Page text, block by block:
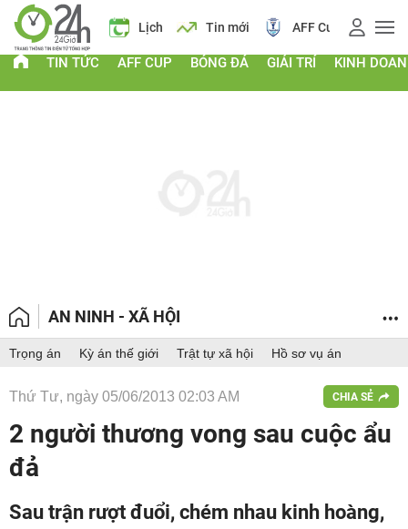
vàng Lịch Tin mới AFF Cup Điểm chuẩn 2026
TIN TỨC AFF CUP BÓNG ĐÁ GIẢI TRÍ KINH
AN NINH - XÃ HỘI
Trọng án Kỳ án thế giới Trật tự xã hội Hồ sơ vụ án
Thứ Tư, ngày 05/06/2013 02:03 AM CHIA SẺ
2 người thương vong sau cuộc ẩu
đả
Sau trận rượt đuổi, chém nhau kinh hoàng,